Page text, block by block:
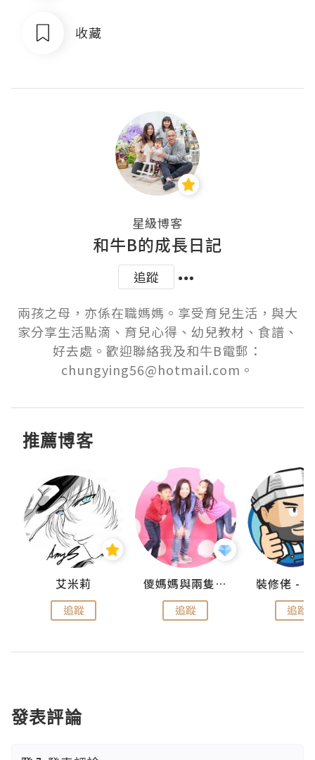
收藏
星級博客
和牛B的成長日記
追蹤
兩孩之母，亦係在職媽媽。享受育兒生活，與大
家分享生活點滴、育兒心得、幼兒教材、食譜、
好去處。歡迎聯絡我及和牛B電郵：
chungying56@hotmail.com。
推薦博客
艾米莉
追蹤
儍媽媽與兩隻小魔怪之家
追蹤 追蹤
發表評論